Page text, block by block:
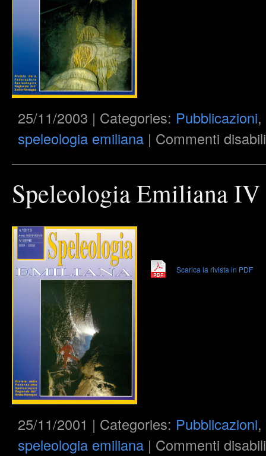
25/11/2003 | Categories: Pubblicazioni,
speleologia emiliana | Commenti
Speleologia Emiliana IV
Scarica la rivista in PDF
25/11/2001 | Categories: Pubblicazioni,
speleologia emiliana | Commenti